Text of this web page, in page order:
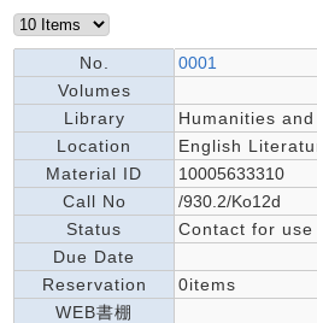
No.
0001
Volumes
Library
Humanities
Location
English
Material ID
10005633310
Call No
/930.2/Ko12d
Status
Contact for use
Due Date
Reservation
0items
WEB書棚